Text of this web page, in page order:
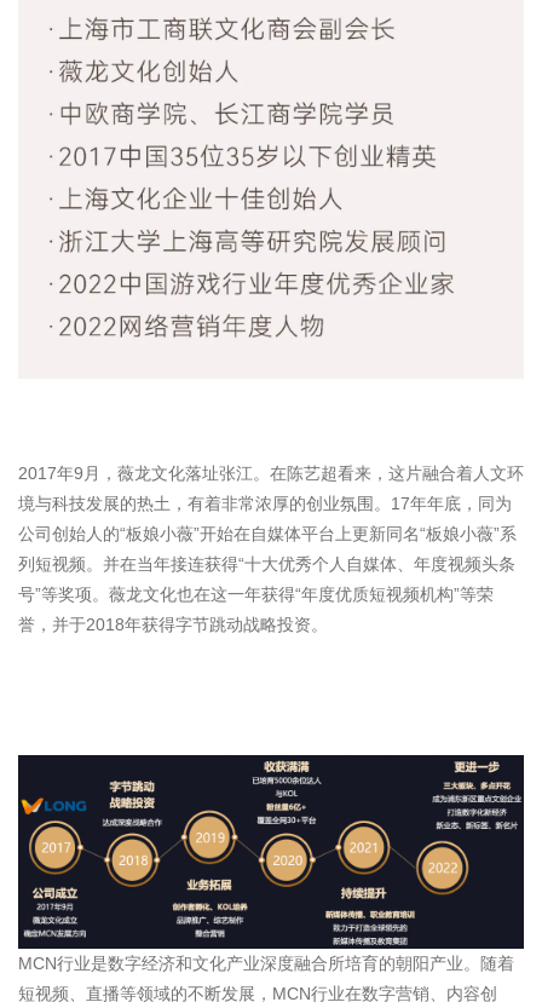
2017年9月，薇龙文化落址张江。在陈艺超看来，这片融合着人文环
境与科技发展的热土，有着非常浓厚的创业氛围。17年年底，同为
公司创始人的“板娘小薇”开始在自媒体平台上更新同名“板娘小薇”系
列短视频。并在当年接连获得“十大优秀个人自媒体、年度视频头条
号”等奖项。薇龙文化也在这一年获得“年度优质短视频机构”等荣
誉，并于2018年获得字节跳动战略投资。
MCN行业是数字经济和文化产业深度融合所培育的朝阳产业。随着
短视频、直播等领域的不断发展，MCN行业在数字营销、内容创